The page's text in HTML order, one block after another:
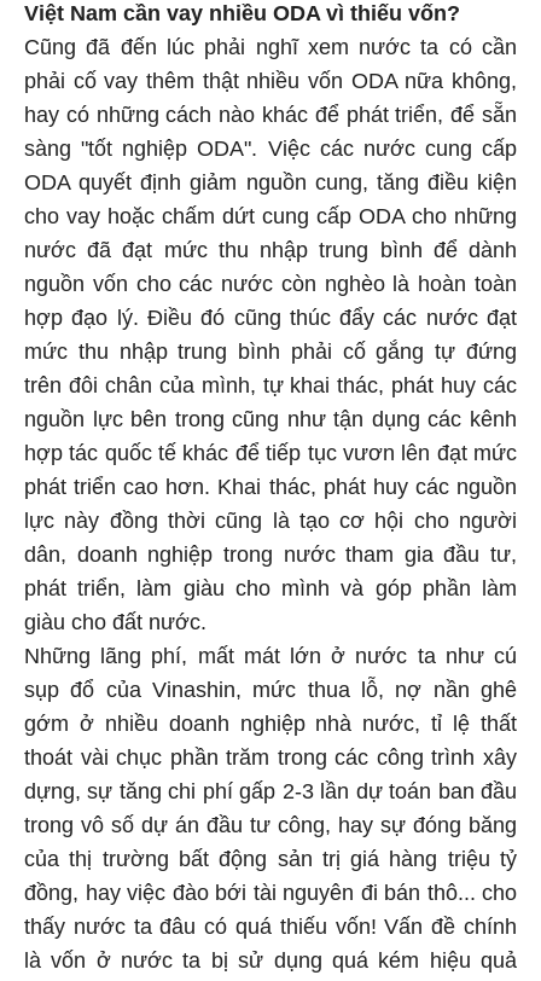
Việt Nam cần vay nhiều ODA vì thiếu vốn?
Cũng đã đến lúc phải nghĩ xem nước ta có cần
phải cố vay thêm thật nhiều vốn ODA nữa không,
hay có những cách nào khác để phát triển, để sẵn
sàng "tốt nghiệp ODA". Việc các nước cung cấp
ODA quyết định giảm nguồn cung, tăng điều kiện
cho vay hoặc chấm dứt cung cấp ODA cho những
nước đã đạt mức thu nhập trung bình để dành
nguồn vốn cho các nước còn nghèo là hoàn toàn
hợp đạo lý. Điều đó cũng thúc đẩy các nước đạt
mức thu nhập trung bình phải cố gắng tự đứng
trên đôi chân của mình, tự khai thác, phát huy các
nguồn lực bên trong cũng như tận dụng các kênh
hợp tác quốc tế khác để tiếp tục vươn lên đạt mức
phát triển cao hơn. Khai thác, phát huy các nguồn
lực này đồng thời cũng là tạo cơ hội cho người
dân, doanh nghiệp trong nước tham gia đầu tư,
phát triển, làm giàu cho mình và góp phần làm
giàu cho đất nước.
Những lãng phí, mất mát lớn ở nước ta như cú
sụp đổ của Vinashin, mức thua lỗ, nợ nần ghê
gớm ở nhiều doanh nghiệp nhà nước, tỉ lệ thất
thoát vài chục phần trăm trong các công trình xây
dựng, sự tăng chi phí gấp 2-3 lần dự toán ban đầu
trong vô số dự án đầu tư công, hay sự đóng băng
của thị trường bất động sản trị giá hàng triệu tỷ
đồng, hay việc đào bới tài nguyên đi bán thô... cho
thấy nước ta đâu có quá thiếu vốn! Vấn đề chính
là vốn ở nước ta bị sử dụng quá kém hiệu quả